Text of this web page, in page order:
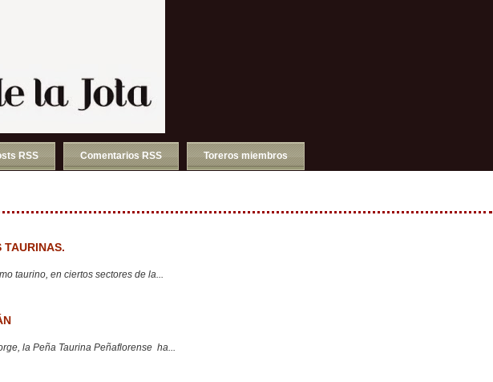
RSS Comentarios RSS Toreros miembros
TAURINAS.
taurino, en ciertos sectores de la...
la Peña Taurina Peñaflorense ha...